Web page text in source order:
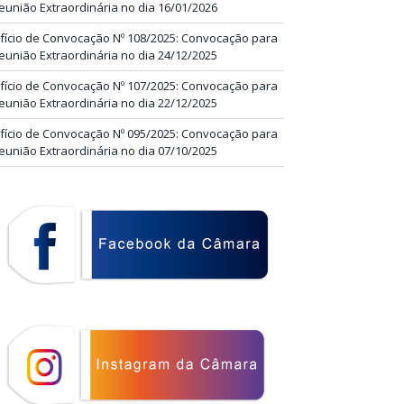
Extraordinária no dia 16/01/2026
de Convocação Nº 108/2025: Convocação para
Extraordinária no dia 24/12/2025
de Convocação Nº 107/2025: Convocação para
Extraordinária no dia 22/12/2025
de Convocação Nº 095/2025: Convocação para
Extraordinária no dia 07/10/2025